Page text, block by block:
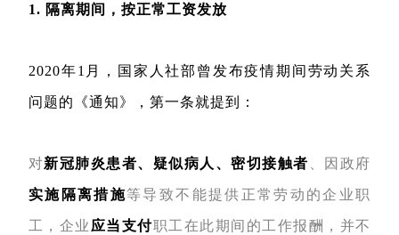
1. 隔离期间，按正常工资发放
2020年1月，国家人社部曾发布疫情期间劳动关系
问题的《通知》，第一条就提到：
对新冠肺炎患者、疑似病人、密切接触者 、因政府
实施隔离措施等导致不能提供正常劳动的企业职
工，企业 应当支付职工在此期间的工作报酬，并不